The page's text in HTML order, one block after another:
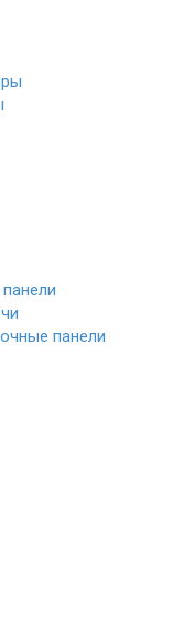
панели